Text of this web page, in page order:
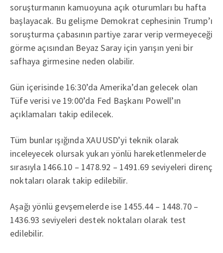
soruşturmanın kamuoyuna açık oturumları bu hafta
başlayacak. Bu gelişme Demokrat cephesinin Trump’ı
soruşturma çabasının partiye zarar verip vermeyeceği
görme açısından Beyaz Saray için yarışın yeni bir
safhaya girmesine neden olabilir.
Gün içerisinde 16:30’da Amerika’dan gelecek olan
Tüfe verisi ve 19:00’da Fed Başkanı Powell’ın
açıklamaları takip edilecek.
Tüm bunlar ışığında XAUUSD’yi teknik olarak
inceleyecek olursak yukarı yönlü hareketlenmelerde
sırasıyla 1466.10 – 1478.92 – 1491.69 seviyeleri direnç
noktaları olarak takip edilebilir.
Aşağı yönlü gevşemelerde ise 1455.44 – 1448.70 –
1436.93 seviyeleri destek noktaları olarak test
edilebilir.